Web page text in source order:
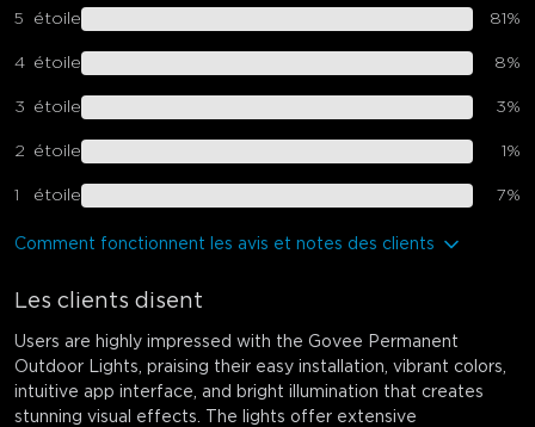
5 étoile 81%
4 étoile 8%
3 étoile 3%
2 étoile 1%
1 étoile 7%
Comment fonctionnent les avis et notes des clients
Les clients disent
Users are highly impressed with the Govee Permanent
Outdoor Lights, praising their easy installation, vibrant colors,
intuitive app interface, and bright illumination that creates
stunning visual effects. The lights offer extensive